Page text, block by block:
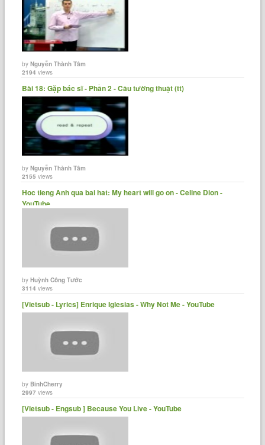
byNguyễn Thành Tâm
2194 views
Bài 18: Gặp bác sĩ - Phần 2 - Câu tường thuật (tt)
byNguyễn Thành Tâm
2155 views
Hoc tieng Anh qua bai hat: My heart will go on - Celine Dion -
YouTube
byHuỳnh Công Tước
3114 views
[Vietsub - Lyrics] Enrique Iglesias - Why Not Me - YouTube
by BinhCherry
2997 views
[Vietsub - Engsub ] Because You Live - YouTube